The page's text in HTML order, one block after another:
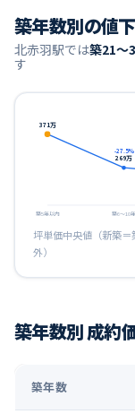
築年数別の値
北赤羽駅では築21〜
す
371万
築5年以内
269万
-27.5%
築6〜10年
坪単価中央値（新築
外）
築年数別 成約
築年数